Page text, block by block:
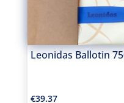
Leonidas Ballotin
€39.37